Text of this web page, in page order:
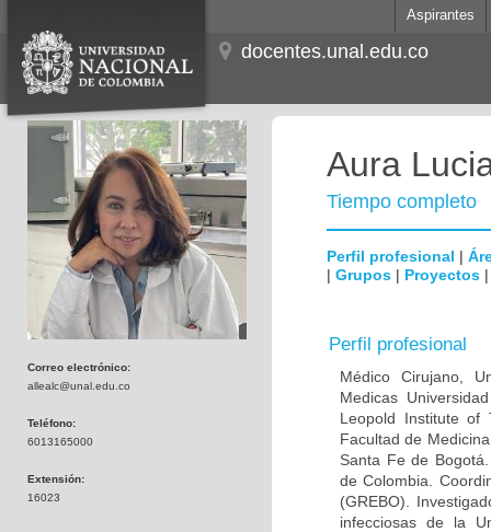
Aspirantes
docentes.unal.edu.co
Correo electrónico:
allealc@unal.edu.co
Teléfono:
6013165000
Extensión:
16023
Aura
Tiempo completo
Perfil profesional |
| Grupos | Proyectos
Perfil profesional
Médico Cirujano,
Medicas
Leopold Institute of
Facultad de
Santa Fe de
de Colombia.
(GREBO).
infecciosas de la